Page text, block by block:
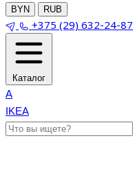
BYN RUB
+375 (29) 632-24-87
Каталог
A
IKEA